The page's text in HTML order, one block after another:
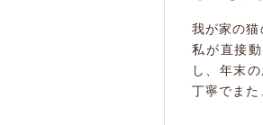
我が家の猫
私が直接
し、年末
丁寧でまた